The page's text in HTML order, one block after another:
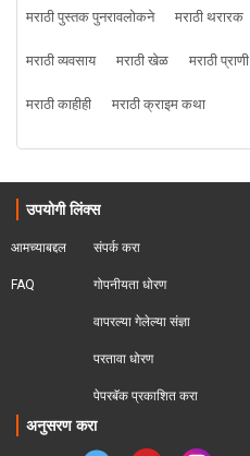
मराठी पुस्तक पुनरावलोकने
मराठी थरारक
मराठी व्यवसाय
मराठी खेळ मराठी प्राणी
मराठी काहीही
मराठी क्राइम कथा
उपयोगी लिंक्स
आमच्याबद्दल
FAQ
संपर्क करा
गोपनीयता धोरण
वापरल्या गेलेल्या संज्ञा
परतावा धोरण
पेपरबॅक प्रकाशित करा
अनुसरण करा